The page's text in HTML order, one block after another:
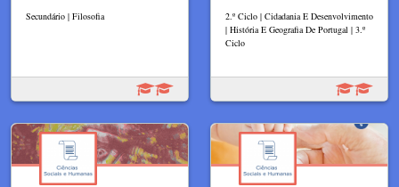
Secundário | Filosofia
2.º Ciclo | Cidadania E Desenvolvimento
| História E Geografia De Portugal | 3.º
Ciclo